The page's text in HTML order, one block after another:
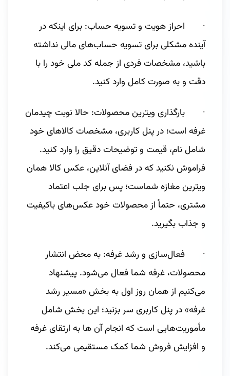
· احراز هویت و تسویه حساب: برای اینکه در
آینده مشکلی برای تسویه حساب‌های مالی نداشته
باشید، مشخصات فردی از جمله کد ملی خود را با
دقت و به صورت کامل وارد کنید.
· بارگذاری ویترین محصولات: حالا نوبت چیدمان
غرفه است؛ در پنل کاربری، مشخصات کالاهای خود
شامل نام، قیمت و توضیحات دقیق را وارد کنید.
فراموش نکنید که در فضای آنلاین، عکس کالا همان
ویترین مغازه شماست؛ پس برای جلب اعتماد
مشتری، حتماً از محصولات خود عکس‌های باکیفیت
و جذاب بگیرید.
· فعال‌سازی و رشد غرفه: به محض انتشار
محصولات، غرفه شما فعال می‌شود. پیشنهاد
می‌کنیم از همان روز اول به بخش «مسیر رشد
غرفه» در پنل کاربری سر بزنید؛ این بخش شامل
مأموریت‌هایی است که انجام آن ‌ها به ارتقای غرفه
و افزایش فروش شما کمک مستقیمی می‌کند.